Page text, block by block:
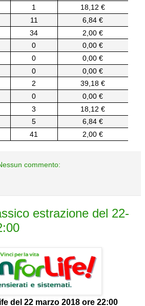
1
18,12 €
11
6,84 €
34
2,00 €
0
0,00 €
0
0,00 €
0
0,00 €
2
39,18 €
0
0,00 €
3
18,12 €
5
6,84 €
41 2,00 €
commento:
estrazione del 22-
del 22 marzo 2018 ore 22:00